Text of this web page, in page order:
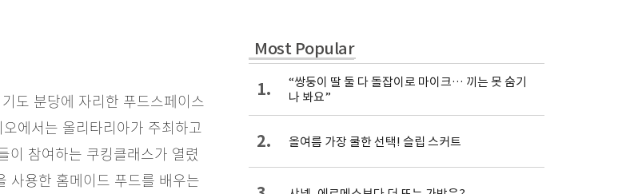
도 분당에 자리한 푸드스페이스
에서는 올리타리아가 주최하고
이 참여하는 쿠킹클래스가 열렸
사용한 홈메이드 푸드를 배우는
Most Popular
1.
“쌍둥이 딸 둘 다 돌잡이로 마이크… 끼는 못 숨기
나 봐요”
2. 올여름 가장 쿨한 선택! 슬립 스커트